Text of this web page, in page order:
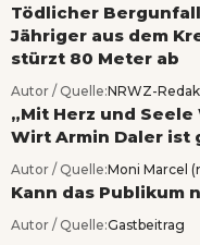
Tödlicher
Jähriger aus dem
stürzt 80 Meter ab
Autor / Quelle:NRWZ-
„Mit Herz und
Wirt Armin Daler ist
Autor / Quelle:Moni Marcel
Kann das Publikum
Autor / Quelle:Gastbeitrag